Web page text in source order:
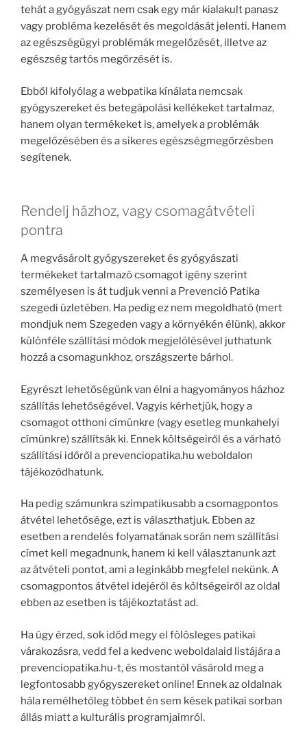
tehát a gyógyászat nem csak egy már kialakult panasz
vagy probléma kezelését és megoldását jelenti. Hanem
az egészségügyi problémák megelőzését, illetve az
egészség tartós megőrzését is.
Ebből kifolyólag a webpatika kínálata nemcsak
gyógyszereket és betegápolási kellékeket tartalmaz,
hanem olyan termékeket is, amelyek a problémák
megelőzésében és a sikeres egészségmegőrzésben
segítenek.
Rendelj házhoz, vagy csomagátvételi
pontra
A megvásárolt gyógyszereket és gyógyászati
termékeket tartalmazó csomagot igény szerint
személyesen is át tudjuk venni a Prevenció Patika
szegedi üzletében. Ha pedig ez nem megoldható (mert
mondjuk nem Szegeden vagy a környékén élünk), akkor
különféle szállítási módok megjelölésével juthatunk
hozzá a csomagunkhoz, országszerte bárhol.
Egyrészt lehetőségünk van élni a hagyományos házhoz
szállítás lehetőségével. Vagyis kérhetjük, hogy a
csomagot otthoni címünkre (vagy esetleg munkahelyi
címünkre) szállítsák ki. Ennek költségeiről és a várható
szállítási időről a prevenciopatika.hu weboldalon
tájékozódhatunk.
Ha pedig számunkra szimpatikusabb a csomagpontos
átvétel lehetősége, ezt is választhatjuk. Ebben az
esetben a rendelés folyamatának során nem szállítási
címet kell megadnunk, hanem ki kell választanunk azt
az átvételi pontot, ami a leginkább megfelel nekünk. A
csomagpontos átvétel idejéről és költségeiről az oldal
ebben az esetben is tájékoztatást ad.
Ha úgy érzed, sok időd megy el fölösleges patikai
várakozásra, vedd fel a kedvenc weboldalaid listájára a
prevenciopatika.hu-t, és mostantól vásárold meg a
legfontosabb gyógyszereket online! Ennek az oldalnak
hála remélhetőleg többet én sem kések patikai sorban
állás miatt a kulturális programjaimról.